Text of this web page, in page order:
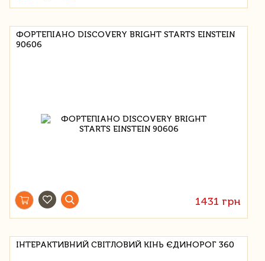
ФОРТЕПІАНО DISCOVERY BRIGHT STARTS EINSTEIN
90606
1431 грн
ІНТЕРАКТИВНИЙ СВІТЛОВИЙ КІНЬ ЄДИНОРОГ 360